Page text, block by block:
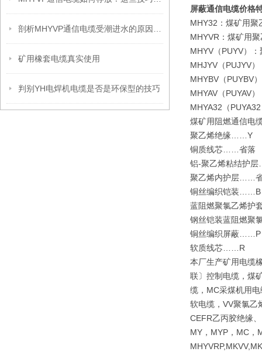
矿用橡套电缆真实使用
判别YH电焊机电缆是否是环保型的技巧
屏蔽通信电缆价格
MHY32：煤矿用聚
MHYVR：煤矿用
MHYV（PUYV）
MHJYV（PUJYV
MHYBV（PUYBV
MHYAV（PUYAV
MHYA32（
煤矿用阻燃通信
聚乙烯绝缘
铜质线芯……省
铝-聚乙烯粘结
聚乙烯内护层……
铜丝编织铠装……B
蓝阻燃聚氯乙烯
钢丝铠装蓝阻燃
铜丝编织屏蔽
软质线芯……R
本厂生产矿用电缆
联〕控制电缆，煤
缆，MC采煤机用
软电缆，VV聚氯乙
CEFR乙丙胶绝缘
MY，MYP，MC，